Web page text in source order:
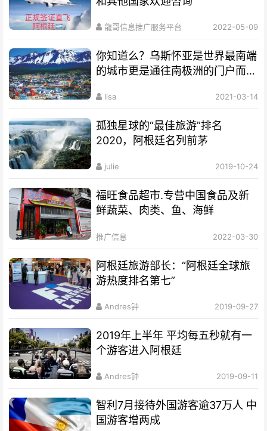
龍哥信息推广服务平台 2022-05-09
你知道么？乌斯怀亚是世界最南端
的城市更是通往南极洲的门户而驰
lisa 2021-03-14
孤独星球的“最佳旅游”排名
2020，阿根廷名列前茅
julie 2019-10-24
福旺食品超市.专营中国食品及新
鲜蔬菜、肉类、鱼、海鲜
推广信息 2022-03-30
阿根廷旅游部长：“阿根廷全球旅
游热度排名第七”
Andres钟 2019-09-27
2019年上半年 平均每五秒就有一
个游客进入阿根廷
Andres钟 2019-09-11
智利7月接待外国游客逾37万人 中
国游客增两成